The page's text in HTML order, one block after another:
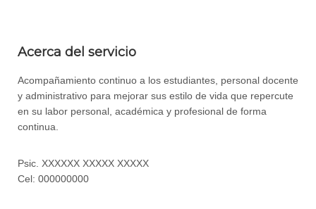
Acerca del servicio
Acompañamiento continuo a los estudiantes, personal docente
y administrativo para mejorar sus estilo de vida que repercute
en su labor personal, académica y profesional de forma
continua.
Psic. XXXXXX XXXXX XXXXX
Cel: 000000000